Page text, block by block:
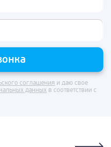
соглашения и даю свое
данных в соответствии с